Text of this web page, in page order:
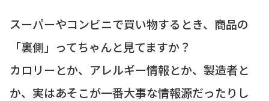
スーパーやコンビニで買い物するとき、商品の
「裏側」ってちゃんと見てますか？
カロリーとか、アレルギー情報とか、製造者と
か、実はあそこが一番大事な情報源だったりし